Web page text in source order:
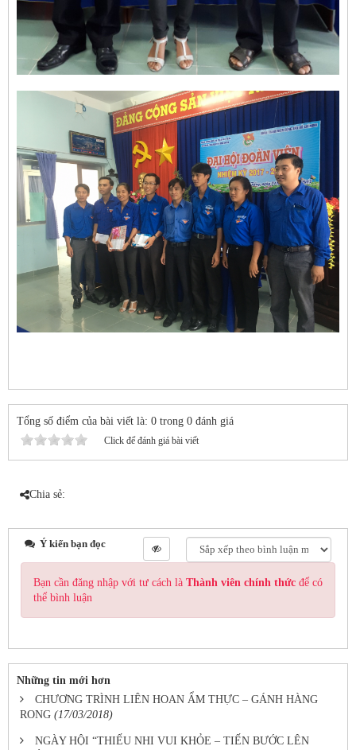
Tổng số điểm của bài viết là: 0 trong 0 đánh giá
Click để đánh giá bài viết
Chia sẻ:
Ý kiến bạn đọc
Bạn cần đăng nhập với tư cách là Thành viên chính thức để có
thể bình luận
Những tin mới hơn
CHƯƠNG TRÌNH LIÊN HOAN ẨM THỰC – GÁNH HÀNG
RONG (17/03/2018)
NGÀY HỘI “THIẾU NHI VUI KHỎE – TIẾN BƯỚC LÊN